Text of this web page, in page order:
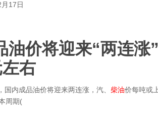
17日
油价将迎来“两连涨
右
国内成品油价将迎来两连涨，汽、 柴油价每吨或
周期(